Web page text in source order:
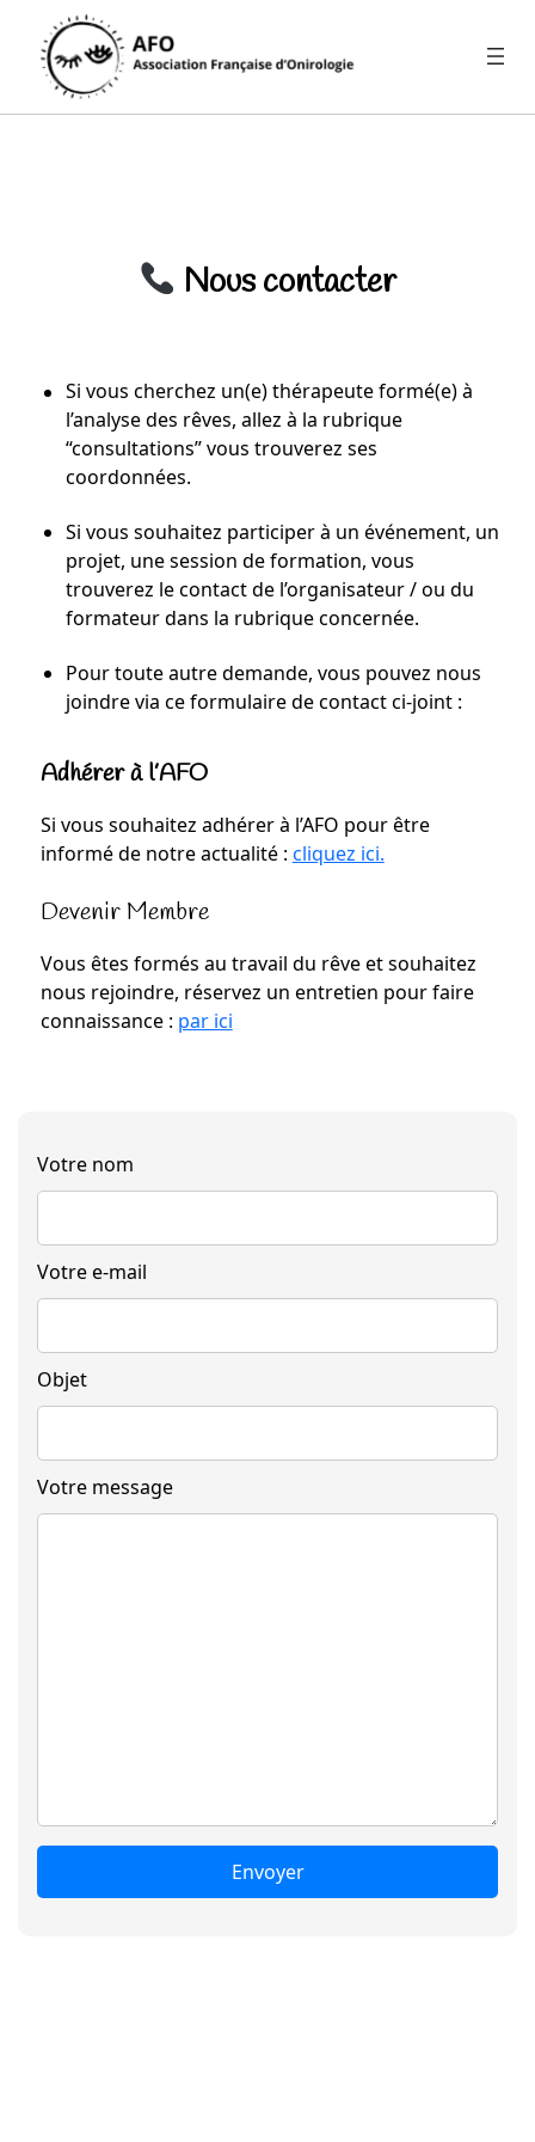
Nous contacter
Si vous cherchez un(e) thérapeute formé(e) à
l’analyse des rêves, allez à la rubrique
“consultations” vous trouverez ses
coordonnées.
Si vous souhaitez participer à un événement, un
projet, une session de formation, vous
trouverez le contact de l’organisateur / ou du
formateur dans la rubrique concernée.
Pour toute autre demande, vous pouvez nous
joindre via ce formulaire de contact ci-joint :
Adhérer à l’AFO
Si vous souhaitez adhérer à l’AFO pour être
informé de notre actualité : cliquez ici.
Devenir Membre
Vous êtes formés au travail du rêve et souhaitez
nous rejoindre, réservez un entretien pour faire
connaissance : par ici
Votre nom
Votre e-mail
Objet
Votre message